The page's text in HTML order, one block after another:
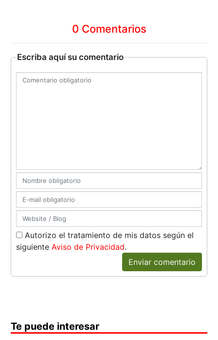
0 Comentarios
Escriba aquí su comentario
Autorizo el tratamiento de mis datos según el
siguiente Aviso de Privacidad.
Enviar comentario
Te puede interesar